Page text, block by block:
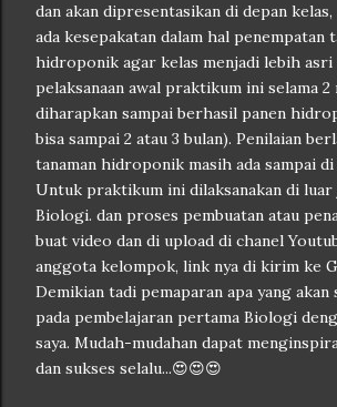
dan akan dipresentasikan di depan kelas,
ada kesepakatan dalam hal penempatan
hidroponik agar kelas menjadi lebih asri
pelaksanaan awal praktikum ini selama 2
diharapkan sampai berhasil panen
bisa sampai 2 atau 3 bulan). Penilaian
tanaman hidroponik masih ada sampai di
Untuk praktikum ini dilaksanakan di luar
Biologi. dan proses pembuatan atau
buat video dan di upload di chanel
anggota kelompok, link nya di kirim ke
Demikian tadi pemaparan apa yang akan
pada pembelajaran pertama Biologi
saya. Mudah-mudahan dapat
dan sukses selalu...😍😍😍